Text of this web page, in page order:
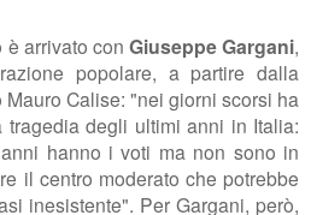
è arrivato con Giuseppe Gargani,
popolare, a partire dalla
Mauro Calise: "nei giorni scorsi ha
tragedia degli ultimi anni in Italia:
hanno i voti ma non sono in
il centro moderato che potrebbe
inesistente". Per Gargani, però,